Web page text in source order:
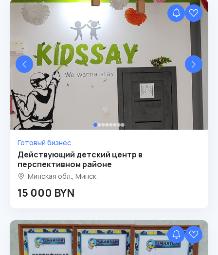
Готовый бизнес
Действующий детский центр в
перспективном районе
Минская обл., Минск
15 000 BYN